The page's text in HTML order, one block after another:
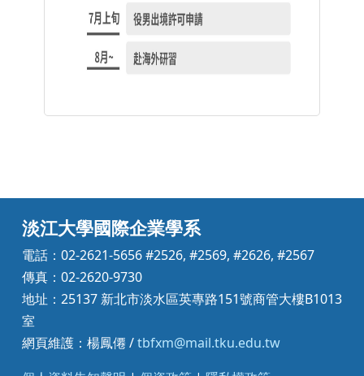
淡江大學國際企業學系
電話：02-2621-5656 #2526, #2569, #2626, #2567
傳真：02-2620-9730
地址：25137 新北市淡水區英專路151號商管大樓B1013
室
網頁維護：楊鳳僊 /tbfxm@mail.tku.edu.tw